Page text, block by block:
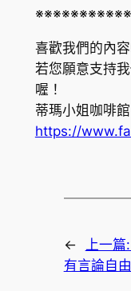
喜歡我們的內容
若您願意支持
喔！
蒂瑪小姐咖啡館
https://
← 上一篇:
有言論自